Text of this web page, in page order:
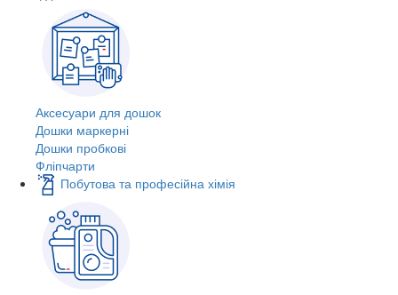
Аксесуари для дошок
Дошки маркерні
Дошки пробкові
Фліпчарти
Побутова та професійна хімія